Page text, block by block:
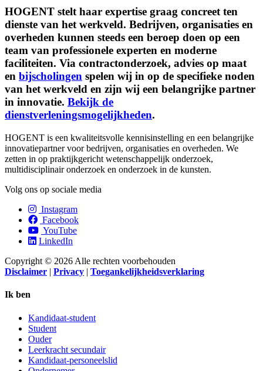
HOGENT stelt haar expertise graag concreet ten
dienste van het werkveld. Bedrijven, organisaties en
overheden kunnen steeds een beroep doen op een
team van professionele experten en moderne
faciliteiten. Via contractonderzoek, advies op maat
en bijscholingen spelen wij in op de specifieke noden
van het werkveld en zijn wij een belangrijke partner
in innovatie. Bekijk de
dienstverleningsmogelijkheden.
HOGENT is een kwaliteitsvolle kennisinstelling en een belangrijke
innovatiepartner voor bedrijven, organisaties en overheden. We
zetten in op praktijkgericht wetenschappelijk onderzoek,
multidisciplinair onderzoek en onderzoek in de kunsten.
Volg ons op sociale media
Instagram
Facebook
YouTube
LinkedIn
Copyright © 2026 Alle rechten voorbehouden
Disclaimer | Privacy | Toegankelijkheidsverklaring
Ik ben
Kandidaat-student
Student
Ouder
Leerkracht secundair
Kandidaat-personeelslid